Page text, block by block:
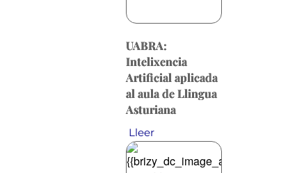
UABRA:
Intelixencia
Artificial aplicada
al aula de Llingua
Asturiana
Lleer